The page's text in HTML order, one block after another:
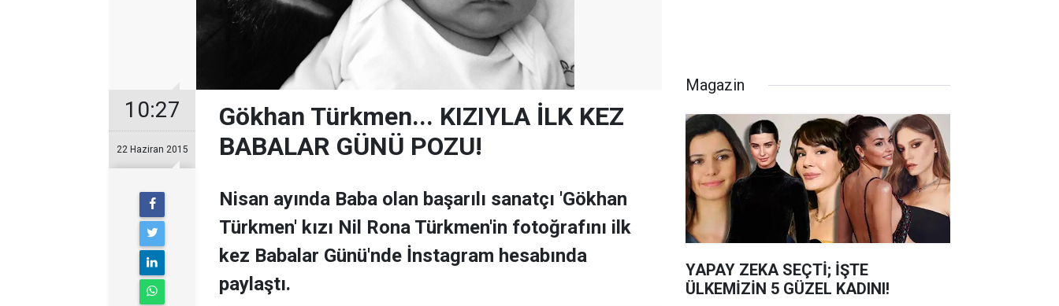
10:27
22 Haziran 2015
Gökhan Türkmen... KIZIYLA İLK KEZ
BABALAR GÜNÜ POZU!
Nisan ayında Baba olan başarılı sanatçı 'Gökhan
Türkmen' kızı Nil Rona Türkmen'in fotoğrafını ilk
kez Babalar Günü'nde İnstagram hesabında
paylaştı.
Magazin
YAPAY ZEKA SEÇTİ; İŞTE
ÜLKEMİZİN 5 GÜZEL KADINI!